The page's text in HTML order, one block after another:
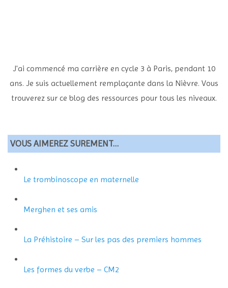
J'ai commencé ma carrière en cycle 3 à Paris, pendant 10
ans. Je suis actuellement remplaçante dans la Nièvre. Vous
trouverez sur ce blog des ressources pour tous les niveaux.
VOUS AIMEREZ SUREMENT…
Le trombinoscope en maternelle
Merghen et ses amis
La Préhistoire – Sur les pas des premiers hommes
Les formes du verbe – CM2